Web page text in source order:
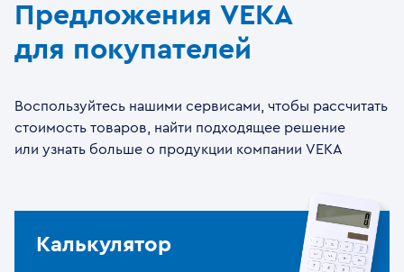
Предложения VEKA
для покупателей
Воспользуйтесь нашими сервисами, чтобы рассчитать
стоимость товаров, найти подходящее решение
или узнать больше о продукции компании VEKA
Калькулятор